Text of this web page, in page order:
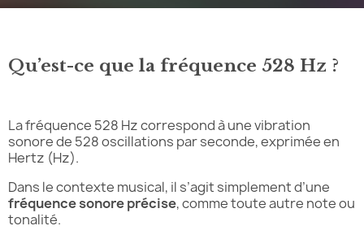
Qu’est-ce que la fréquence 528 Hz ?
La fréquence 528 Hz correspond à une vibration
sonore de 528 oscillations par seconde, exprimée en
Hertz (Hz).
Dans le contexte musical, il s’agit simplement d’une
fréquence sonore précise, comme toute autre note ou
tonalité.